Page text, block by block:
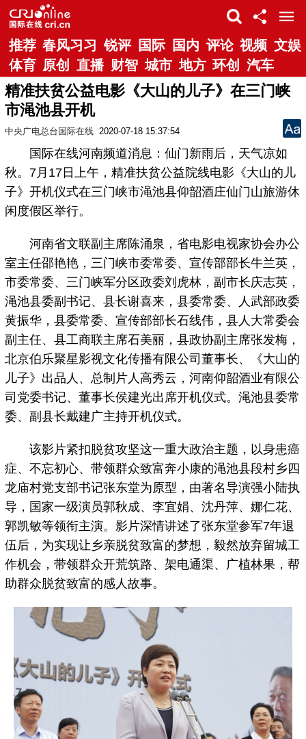
推荐 春风习习 锐评 国际 国内 评论 视频 文娱
体育 原创 直播 财智 城市 地方 环创 汽车
精准扶贫公益电影《大山的儿子》在三门峡
市渑池县开机
中央广电总台国际在线 2020-07-18 15:37:54
国际在线河南频道消息：仙门新雨后，天气凉如
秋。7月17日上午，精准扶贫公益院线电影《大山的儿
子》开机仪式在三门峡市渑池县仰韶酒庄仙门山旅游休
闲度假区举行。
河南省文联副主席陈涌泉，省电影电视家协会办公
室主任邵艳艳，三门峡市委常委、宣传部部长牛兰英，
市委常委、三门峡军分区政委刘虎林，副市长庆志英，
渑池县委副书记、县长谢喜来，县委常委、人武部政委
黄振华，县委常委、宣传部部长石线伟，县人大常委会
副主任、县工商联主席石美丽，县政协副主席张发梅，
北京伯乐聚星影视文化传播有限公司董事长、《大山的
儿子》出品人、总制片人高秀云，河南仰韶酒业有限公
司党委书记、董事长侯建光出席开机仪式。渑池县委常
委、副县长戴建广主持开机仪式。
该影片紧扣脱贫攻坚这一重大政治主题，以身患癌
症、不忘初心、带领群众致富奔小康的渑池县段村乡四
龙庙村党支部书记张东堂为原型，由著名导演强小陆执
导，国家一级演员郭秋成、李宜娟、沈丹萍、娜仁花、
郭凯敏等领衔主演。影片深情讲述了张东堂参军7年退
伍后，为实现让乡亲脱贫致富的梦想，毅然放弃留城工
作机会，带领群众开荒筑路、架电通渠、广植林果，帮
助群众脱贫致富的感人故事。